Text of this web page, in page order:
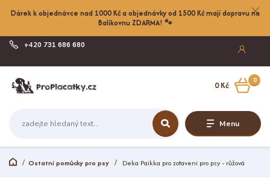
Dárek k objednávce nad 1000 Kč a objednávky od 1500 Kč mají dopravu na
Balíkovnu ZDARMA! 🐾
Menu
+420 731 686 680
0
0 Kč
Ostatní pomůcky pro psy Deka Paikka pro zotavení pro psy - růžová